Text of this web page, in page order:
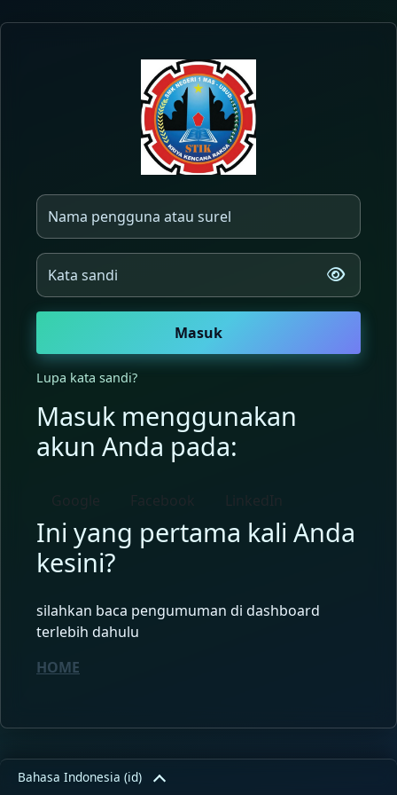
Lewati ke konten utama
Masuk ke E-LEARNING SMKN
Nama pengguna atau surel
Kata sandi
Masuk
Lupa kata sandi?
Masuk menggunakan
akun Anda pada:
Google Facebook LinkedIn
Ini yang pertama kali Anda
kesini?
silahkan baca pengumuman di dashboard
terlebih dahulu
HOME
Bahasa Indonesia ‎(id)‎